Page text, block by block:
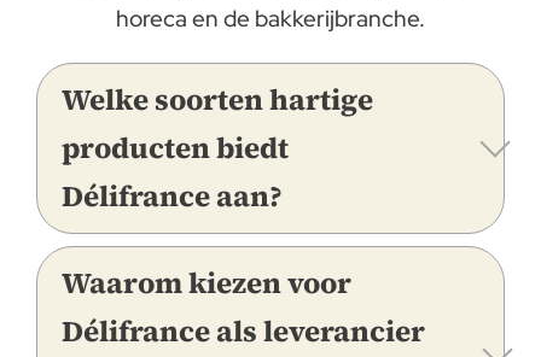
horeca en de bakkerijbranche.
Welke soorten hartige
producten biedt
Délifrance aan?
Waarom kiezen voor
Délifrance als leverancier